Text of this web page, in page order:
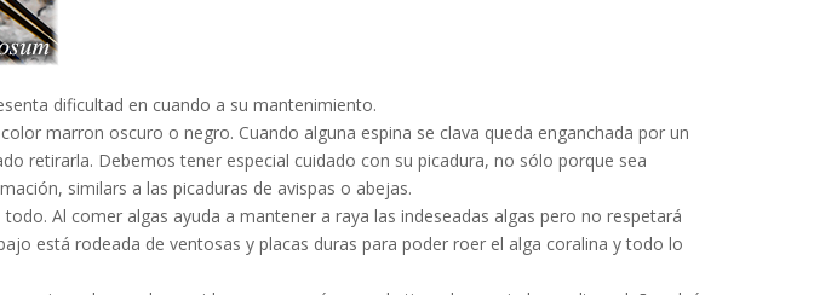
dificultad en cuando a su mantenimiento.
marron oscuro o negro. Cuando alguna espina se clava queda enganchada por un
retirarla. Debemos tener especial cuidado con su picadura, no sólo porque sea
similars a las picaduras de avispas o abejas.
Al comer algas ayuda a mantener a raya las indeseadas algas pero no respetará
está rodeada de ventosas y placas duras para poder roer el alga coralina y todo lo